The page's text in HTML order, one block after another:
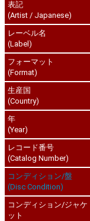
表記
(Artist / Japanese)
レーベル名
(Label)
フォーマット
(Format)
生産国
(Country)
年
(Year)
レコード番号
(Catalog Number)
コンディション/盤
(Disc Condition)
コンディション/ジャケ
ット